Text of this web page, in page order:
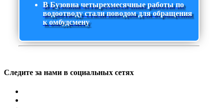
В Бузовна четырехмесячные работы по
водоотводу стали поводом для обращения
к омбудсмену
Следите за нами в социальных сетях